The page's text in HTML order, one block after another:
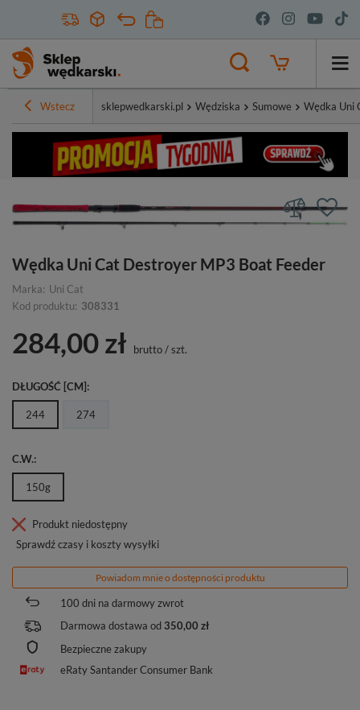
Wstecz sklepwedkarski.pl Wędziska Sumowe Wędka Uni
Wędka Uni Cat Destroyer MP3 Boat Feeder
Marka: Uni Cat
Kod produktu: 308331
284,00 zł brutto/szt.
DŁUGOŚĆ [CM]
244 274
C.W.
150g
Produkt niedostępny
Sprawdź czasy i koszty wysyłki
Powiadom mnie o dostępności produktu
100 dni na darmowy zwrot
Darmowa dostawa od 350,00 zł
Bezpieczne zakupy
eRaty Santander Consumer Bank